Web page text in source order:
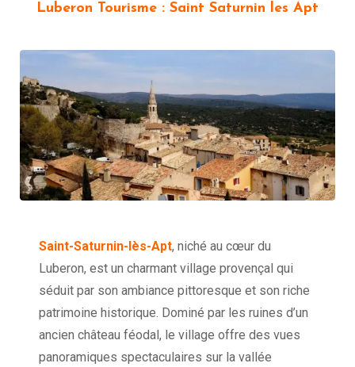
Luberon Tourisme : Saint Saturnin les Apt
Saint-Saturnin-lès-Apt, niché au cœur du
Luberon, est un charmant village provençal qui
séduit par son ambiance pittoresque et son riche
patrimoine historique. Dominé par les ruines d’un
ancien château féodal, le village offre des vues
panoramiques spectaculaires sur la vallée